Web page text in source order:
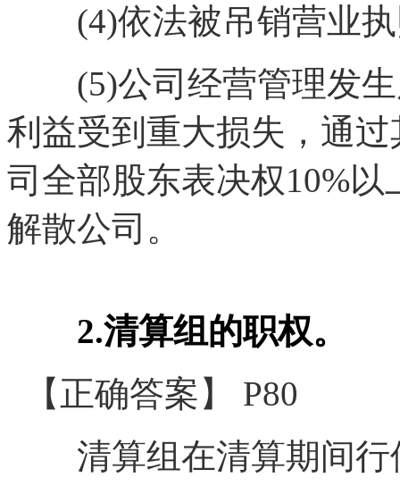
(4)依法被吊销营业执
(5)公司经营管理发生
利益受到重大损失，通
司全部股东表决权10%
解散公司。
2.清算组的职权。
【正确答案】 P80
清算组在清算期间行